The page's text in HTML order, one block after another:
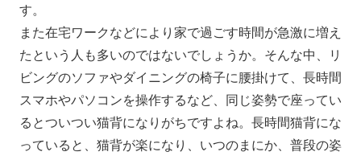
す。
また在宅ワークなどにより家で過ごす時間が急激に増え
たという人も多いのではないでしょうか。そんな中、リ
ビングのソファやダイニングの椅子に腰掛けて、長時間
スマホやパソコンを操作するなど、同じ姿勢で座ってい
るとついつい猫背になりがちですよね。長時間猫背にな
っていると、猫背が楽になり、いつのまにか、普段の姿